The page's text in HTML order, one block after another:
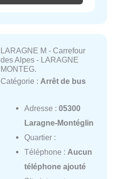
LARAGNE M - Carrefour
des Alpes - LARAGNE
MONTEG.
Catégorie : Arrêt de bus
Adresse : 05300
Laragne-Montéglin
Quartier :
Téléphone : Aucun
téléphone ajouté